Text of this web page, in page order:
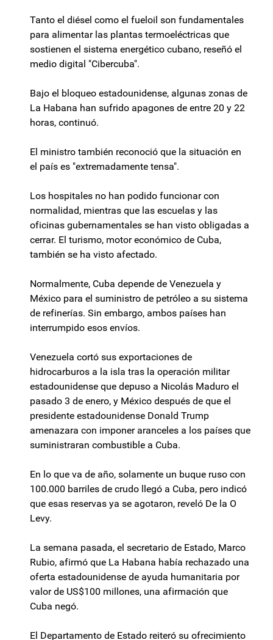
Tanto el diésel como el fueloil son fundamentales
para alimentar las plantas termoeléctricas que
sostienen el sistema energético cubano, reseñó el
medio digital "Cibercuba".
Bajo el bloqueo estadounidense, algunas zonas de
La Habana han sufrido apagones de entre 20 y 22
horas, continuó.
El ministro también reconoció que la situación en
el país es "extremadamente tensa".
Los hospitales no han podido funcionar con
normalidad, mientras que las escuelas y las
oficinas gubernamentales se han visto obligadas a
cerrar. El turismo, motor económico de Cuba,
también se ha visto afectado.
Normalmente, Cuba depende de Venezuela y
México para el suministro de petróleo a su sistema
de refinerías. Sin embargo, ambos países han
interrumpido esos envíos.
Venezuela cortó sus exportaciones de
hidrocarburos a la isla tras la operación militar
estadounidense que depuso a Nicolás Maduro el
pasado 3 de enero, y México después de que el
presidente estadounidense Donald Trump
amenazara con imponer aranceles a los países que
suministraran combustible a Cuba.
En lo que va de año, solamente un buque ruso con
100.000 barriles de crudo llegó a Cuba, pero indicó
que esas reservas ya se agotaron, reveló De la O
Levy.
La semana pasada, el secretario de Estado, Marco
Rubio, afirmó que La Habana había rechazado una
oferta estadounidense de ayuda humanitaria por
valor de US$100 millones, una afirmación que
Cuba negó.
El Departamento de Estado reiteró su ofrecimiento